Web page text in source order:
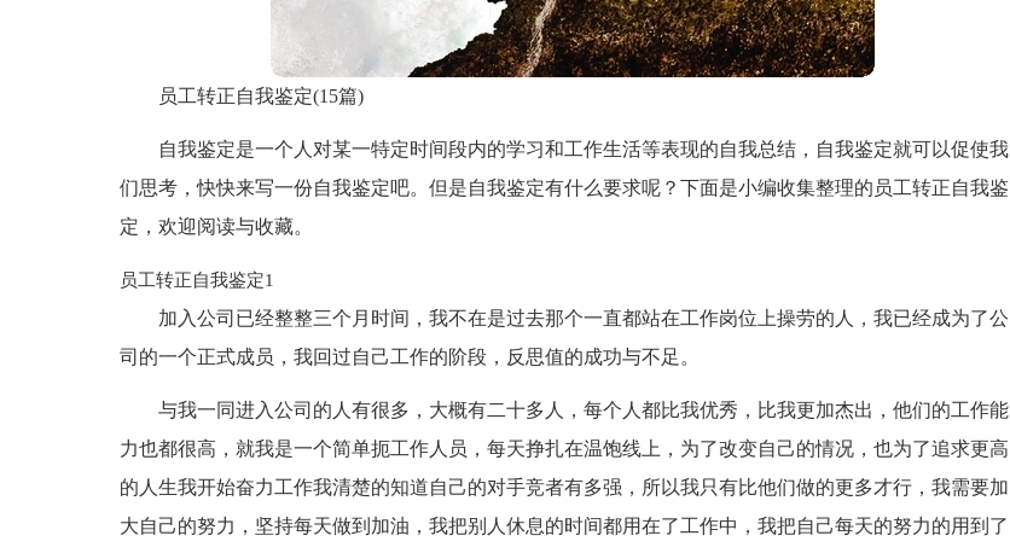
员工转正自我鉴定(15篇)
自我鉴定是一个人对某一特定时间段内的学习和工作生活等表现的自我总结，自我鉴定就可以促使我
们思考，快快来写一份自我鉴定吧。但是自我鉴定有什么要求呢？下面是小编收集整理的员工转正自我鉴
定，欢迎阅读与收藏。
员工转正自我鉴定1
加入公司已经整整三个月时间，我不在是过去那个一直都站在工作岗位上操劳的人，我已经成为了公
司的一个正式成员，我回过自己工作的阶段，反思值的成功与不足。
与我一同进入公司的人有很多，大概有二十多人，每个人都比我优秀，比我更加杰出，他们的工作能
力也都很高，就我是一个简单扼工作人员，每天挣扎在温饱线上，为了改变自己的情况，也为了追求更高
的人生我开始奋力工作我清楚的知道自己的对手竞者有多强，所以我只有比他们做的更多才行，我需要加
大自己的努力，坚持每天做到加油，我把别人休息的时间都用在了工作中，我把自己每天的努力的用到了